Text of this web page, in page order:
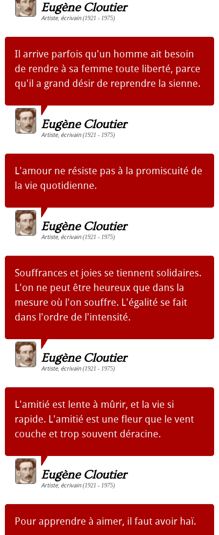
Eugène Cloutier
Artiste, écrivain(1921 - 1975)
Il arrive parfois qu'un homme ait besoin
de rendre à sa femme toute liberté, parce
qu'il a grand désir de reprendre la sienne.
Eugène Cloutier
Artiste, écrivain(1921 - 1975)
L'amour ne résiste pas à la promiscuité de
la vie quotidienne.
Eugène Cloutier
Artiste, écrivain(1921 - 1975)
Souffrances et joies se tiennent solidaires.
L'on ne peut être heureux que dans la
mesure où l'on souffre. L'égalité se fait
dans l'ordre de l'intensité.
Eugène Cloutier
Artiste, écrivain(1921 - 1975)
L'amitié est lente à mûrir, et la vie si
rapide. L'amitié est une fleur que le vent
couche et trop souvent déracine.
Eugène Cloutier
Artiste, écrivain(1921 - 1975)
Pour apprendre à aimer, il faut avoir haï.